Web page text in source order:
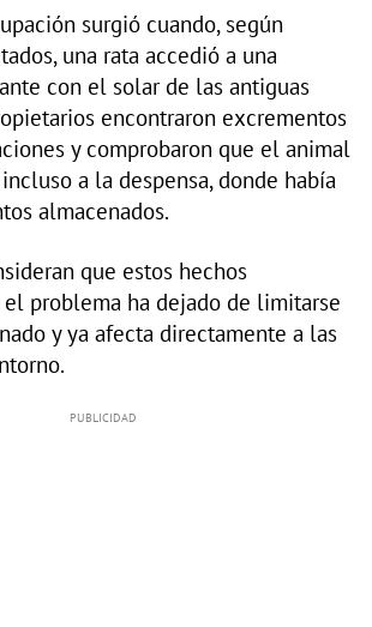
surgió cuando, según
una rata accedió a una
con el solar de las antiguas
encontraron excrementos
y comprobaron que el animal
a la despensa, donde había
almacenados.
que estos hechos
problema ha dejado de limitarse
y ya afecta directamente a las